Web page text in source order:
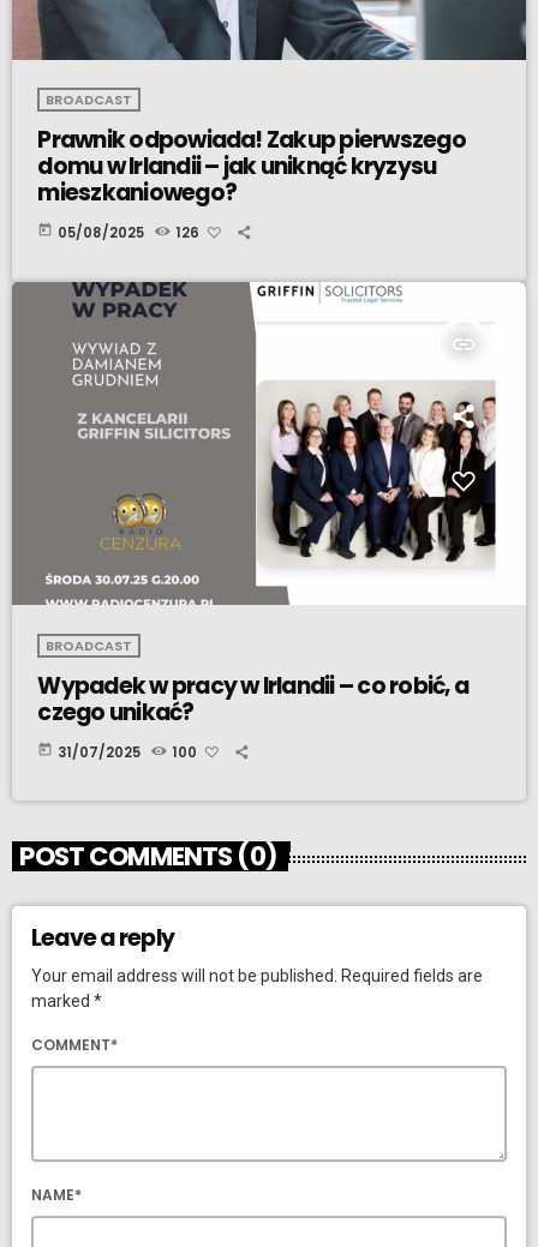
BROADCAST
Prawnik odpowiada! Zakup pierwszego
domu w Irlandii – jak uniknąć kryzysu
mieszkaniowego?
today 05/08/2025 126
insert_link
BROADCAST
Wypadek w pracy w Irlandii – co robić, a
czego unikać?
today 31/07/2025 100
POST COMMENTS (0)
Leave a reply
Your email address will not be published. Required fields are
marked *
COMMENT*
NAME*